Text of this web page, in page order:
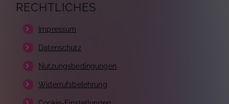
RECHTLICHES
Impressum
Datenschutz
Nutzungsbedingungen
Widerrufsbelehrung